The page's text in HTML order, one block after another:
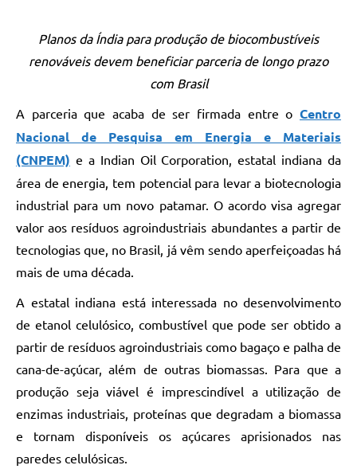
Planos da Índia para produção de biocombustíveis
renováveis devem beneficiar parceria de longo prazo
com Brasil
A parceria que acaba de ser firmada entre o Centro
Nacional de Pesquisa em Energia e Materiais
(CNPEM) e a Indian Oil Corporation, estatal indiana da
área de energia, tem potencial para levar a biotecnologia
industrial para um novo patamar. O acordo visa agregar
valor aos resíduos agroindustriais abundantes a partir de
tecnologias que, no Brasil, já vêm sendo aperfeiçoadas há
mais de uma década.
A estatal indiana está interessada no desenvolvimento
de etanol celulósico, combustível que pode ser obtido a
partir de resíduos agroindustriais como bagaço e palha de
cana-de-açúcar, além de outras biomassas. Para que a
produção seja viável é imprescindível a utilização de
enzimas industriais, proteínas que degradam a biomassa
e tornam disponíveis os açúcares aprisionados nas
paredes celulósicas.